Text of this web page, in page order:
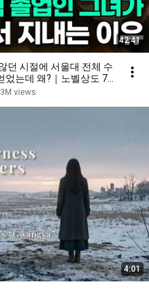
42:41
던 시절에 서울대 전체 수
었는데 왜?｜노벨상도 7
학자의 품격｜여백서원
3M views
4:01